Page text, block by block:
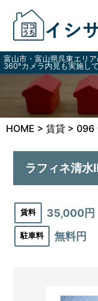
富山市・富山県呉東エリ
360°カメラ内見も実施し
HOME > 賃貸 > 096
ラフィネ清水
賃料 35,000円
駐車料 無料円